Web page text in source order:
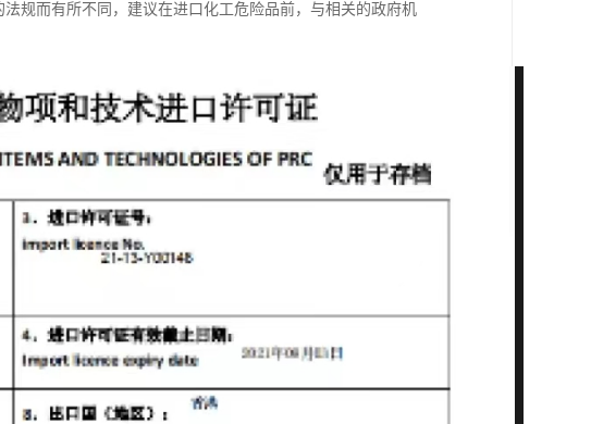
规而有所不同，建议在进口化工危险品前，与相关的政府机